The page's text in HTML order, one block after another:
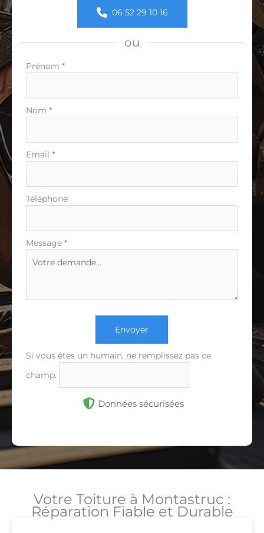
06 52 29 10 16
ou
Formulaire
Prénom *
Nom *
Email *
Téléphone
Message *
Envoyer
Si vous êtes un humain, ne remplissez pas ce
champ.
Données sécurisées
Votre Toiture à Montastruc :
Réparation Fiable et Durable